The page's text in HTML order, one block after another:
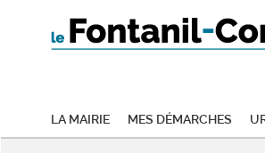
La mairie Mes démarches